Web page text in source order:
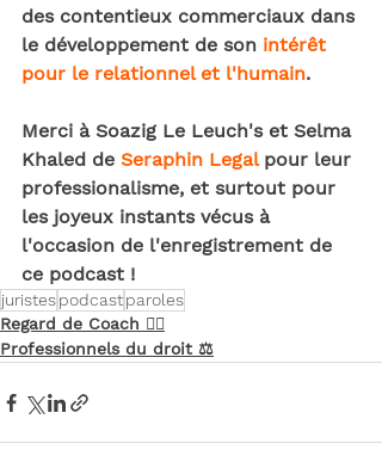
des contentieux commerciaux dans
le développement de son intérêt
pour le relationnel et l'humain.
Merci à Soazig Le Leuch's et Selma
Khaled de Seraphin Legal pour leur
professionalisme, et surtout pour
les joyeux instants vécus à
l'occasion de l'enregistrement de
ce podcast !
juristespodcastparoles
Regard de Coach 🧏‍♀️
Professionnels du droit ⚖️